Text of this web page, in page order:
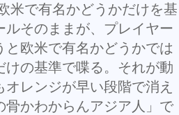
米で有名かどうかだけを基
そのままが、プレイヤー
欧米で有名かどうかでは
の基準で喋る。それが動
レンジが早い段階で消え
かわからんアジア人」で